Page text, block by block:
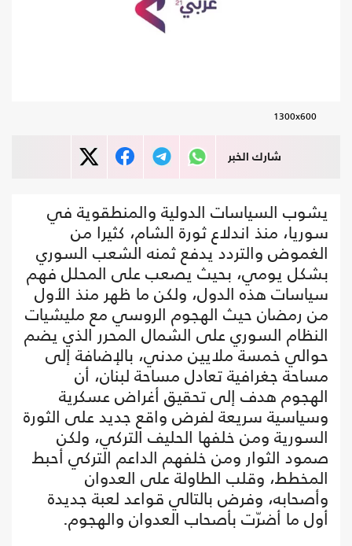
1300x600
شارك الخبر
يشوب السياسات الدولية والمنطقوية في
سوريا، منذ اندلاع ثورة الشام، كثيرا من
الغموض والتردد يدفع ثمنه الشعب السوري
بشكل يومي، بحيث يصعب على المحلل فهم
سياسات هذه الدول، ولكن ما ظهر منذ الأول
من رمضان حيث الهجوم الروسي مع مليشيات
النظام السوري على الشمال المحرر الذي يضم
حوالي خمسة ملايين مدني، بالإضافة إلى
مساحة جغرافية تعادل مساحة لبنان، أن
الهجوم هدف إلى تحقيق أغراض عسكرية
وسياسية سريعة لفرض واقع جديد على الثورة
السورية ومن خلفها الحليف التركي، ولكن
صمود الثوار ومن خلفهم الداعم التركي أحبط
المخطط، وقلب الطاولة على العدوان
وأصحابه، وفرض بالتالي قواعد لعبة جديدة
أول ما أضرّت بأصحاب العدوان والهجوم.